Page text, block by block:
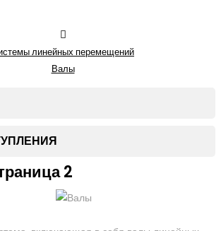
линейных перемещений
Валы
2